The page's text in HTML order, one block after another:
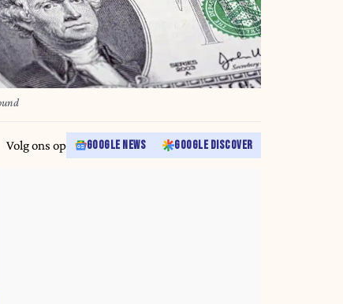
Volg ons op GOOGLE NEWS GOOGLE DISCOVER